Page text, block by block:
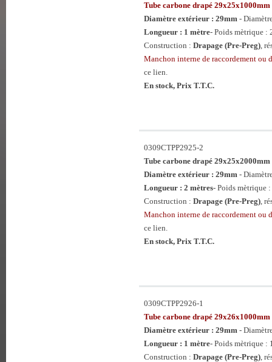
Tube carbone drapé 29x25x1000mm
Diamètre extérieur : 29mm -
Longueur : 1 mètre- Poids mètrique :
Construction : Drapage (Pre-Preg),
Manchon interne de raccordement ou
ce lien.
En stock, Prix T.T.C.
0309CTPP2925-2
Tube carbone drapé 29x25x2000mm
Diamètre extérieur : 29mm -
Longueur : 2 mètres- Poids mètrique :
Construction : Drapage (Pre-Preg),
Manchon interne de raccordement ou
ce lien.
En stock, Prix T.T.C.
0309CTPP2926-1
Tube carbone drapé 29x26x1000mm
Diamètre extérieur : 29mm -
Longueur : 1 mètre- Poids mètrique :
Construction : Drapage (Pre-Preg),